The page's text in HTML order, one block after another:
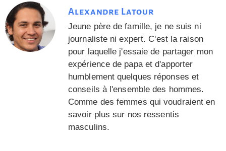
Alexandre Latour
Jeune père de famille, je ne suis ni
journaliste ni expert. C'est la raison
pour laquelle j'essaie de partager mon
expérience de papa et d'apporter
humblement quelques réponses et
conseils à l'ensemble des hommes.
Comme des femmes qui voudraient en
savoir plus sur nos ressentis
masculins.